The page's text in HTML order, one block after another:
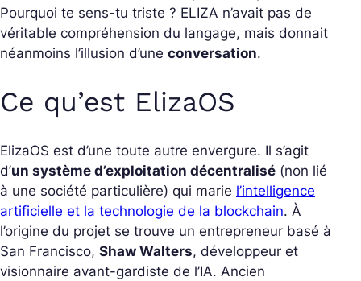
Pourquoi te sens-tu triste ? ELIZA n’avait pas de
véritable compréhension du langage, mais donnait
néanmoins l’illusion d’une conversation.
Ce qu’est ElizaOS
ElizaOS est d’une toute autre envergure. Il s’agit
d’un système d’exploitation décentralisé (non lié
à une société particulière) qui marie l’intelligence
artificielle et la technologie de la blockchain. À
l’origine du projet se trouve un entrepreneur basé à
San Francisco, Shaw Walters, développeur et
visionnaire avant-gardiste de l’IA. Ancien